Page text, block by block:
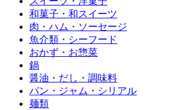
和菓子・和スイーツ
肉・ハム・ソーセージ
魚介類・シーフード
おかず・お惣菜
鍋
醤油・だし・調味料
パン・ジャム・シリアル
麺類